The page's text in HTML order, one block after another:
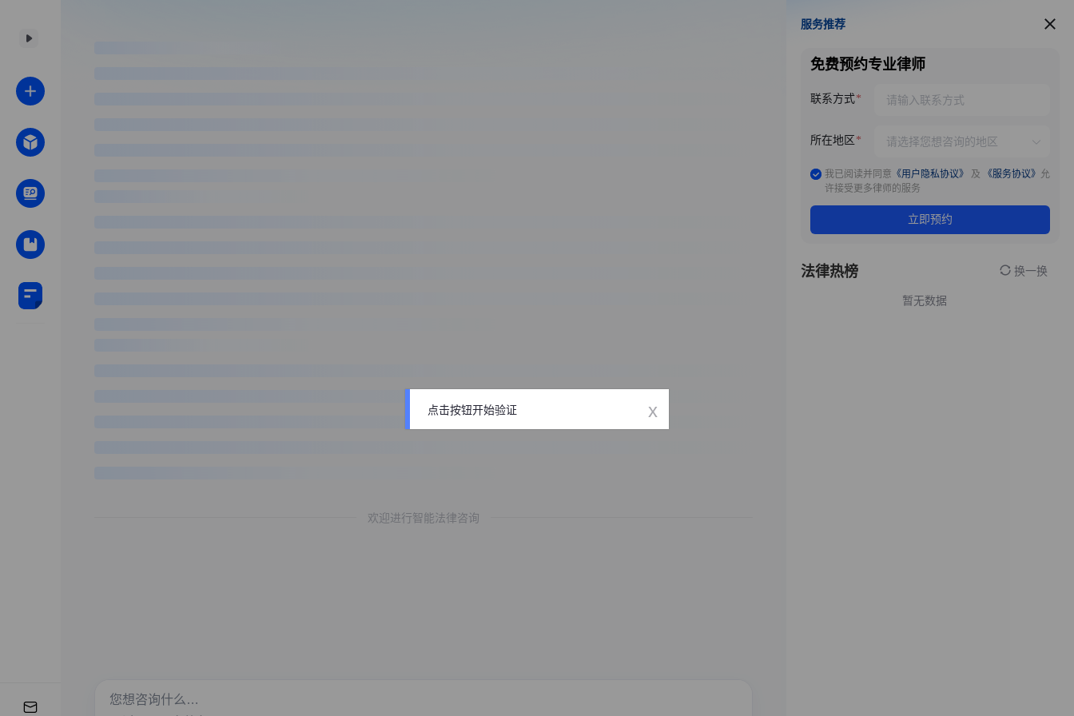
欢迎进行智能法律咨询
服务推荐
服务推荐
免费预约专业律师
联系方式
所在地区
我已阅读并同意 《用户隐私协议》 及 《服务协议》 允
许接受更多律师的服务
立即预约
法律热榜 换一换
暂无数据
点击按钮开始验证 x